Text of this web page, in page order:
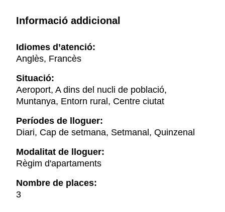
Informació addicional
Idiomes d’atenció:
Anglès, Francès
Situació:
Aeroport, A dins del nucli de població,
Muntanya, Entorn rural, Centre ciutat
Períodes de lloguer:
Diari, Cap de setmana, Setmanal, Quinzenal
Modalitat de lloguer:
Règim d'apartaments
Nombre de places:
3